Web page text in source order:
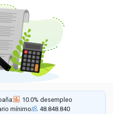
10.0% desempleo
mínimo
48.848.840